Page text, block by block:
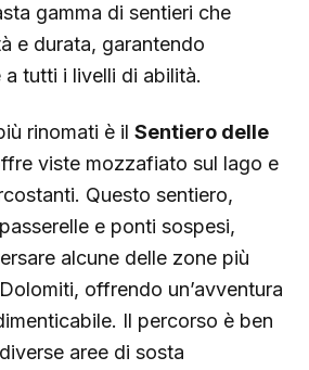
gamma di sentieri che
e durata, garantendo
tutti i livelli di abilità.
rinomati è il Sentiero delle
viste mozzafiato sul lago e
Questo sentiero,
e ponti sospesi,
alcune delle zone più
offrendo un’avventura
Il percorso è ben
aree di sosta